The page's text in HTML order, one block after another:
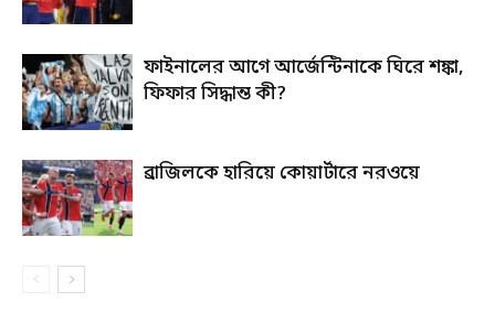
ফাইনালের আগে আর্জেন্টিনাকে ঘিরে শঙ্কা,
ফিফার সিদ্ধান্ত কী?
ব্রাজিলকে হারিয়ে কোয়ার্টারে নরওয়ে